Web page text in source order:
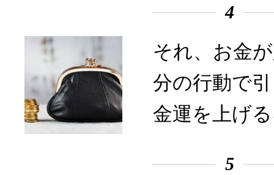
4
それ、お金
分の行動で
金運を上げ
5